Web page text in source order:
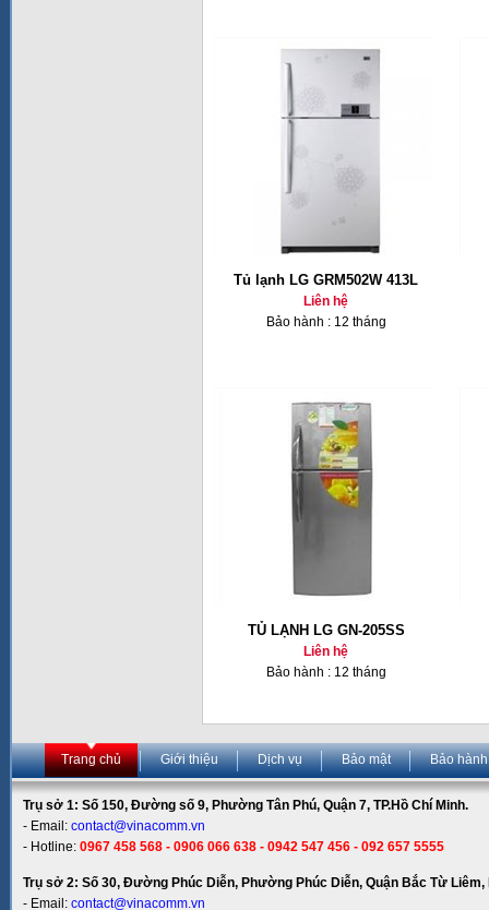
Tủ lạnh LG GRM502W 413L
Liên hệ
Bảo hành : 12 tháng
TỦ LẠNH LG GN-205SS
Liên hệ
Bảo hành : 12 tháng
Trang chủ Giới thiệu Dịch vụ Bảo mật Bảo hành
Trụ sở 1: Số 150, Đường số 9, Phường Tân Phú, Quận 7, TP.Hồ Chí Minh.
- Email: contact@vinacomm.vn
- Hotline: 0967 458 568 - 0906 066 638 - 0942 547 456 - 092 657 5555
Trụ sở 2: Số 30, Đường Phúc Diễn, Phường Phúc Diễn, Quận Bắc Từ Liêm,
- Email: contact@vinacomm.vn